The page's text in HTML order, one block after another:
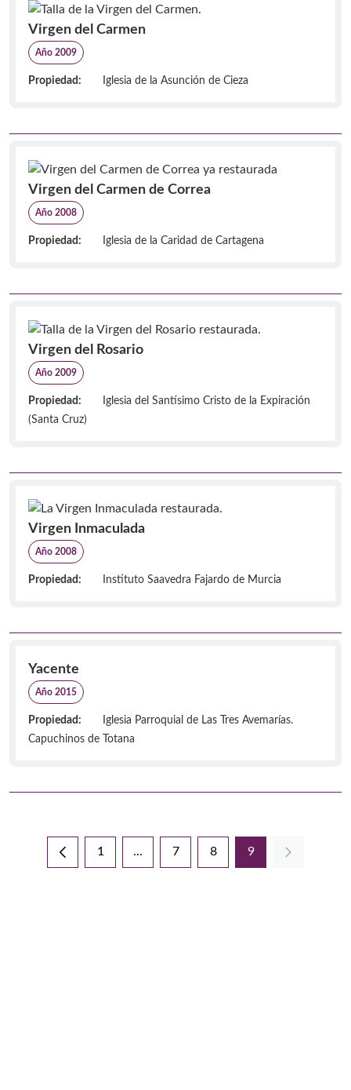
Virgen del Carmen
Año 2009
Propiedad: Iglesia de la Asunción de Cieza
Virgen del Carmen de Correa
Año 2008
Propiedad: Iglesia de la Caridad de Cartagena
Virgen del Rosario
Año 2009
Propiedad:
Iglesia del Santísimo Cristo de la Expiración
(Santa Cruz)
Virgen Inmaculada
Año 2008
Propiedad: Instituto Saavedra Fajardo de Murcia
Yacente
Año 2015
Propiedad:
Iglesia Parroquial de Las Tres Avemarías.
Capuchinos de Totana
1 ...
Páginas intermedias Use TAB para
7 8
Página
9